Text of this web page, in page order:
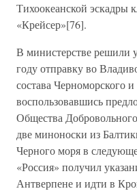
Тихоокеанской эскадры
«Крейсер»[76].
В министерстве решили
году отправку во
состава Черноморского
воспользовавшись
Общества
две миноноски из
Черного моря в
«Россия» получил
Антверпене и идти в